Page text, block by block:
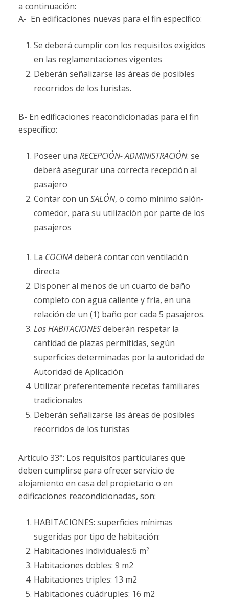
a continuación:
A- En edificaciones nuevas para el fin específico:
Se deberá cumplir con los requisitos exigidos
en las reglamentaciones vigentes
Deberán señalizarse las áreas de posibles
recorridos de los turistas.
B- En edificaciones reacondicionadas para el fin
específico:
Poseer una RECEPCIÓN- ADMINISTRACIÓN: se
deberá asegurar una correcta recepción al
pasajero
Contar con un SALÓN, o como mínimo salón-
comedor, para su utilización por parte de los
pasajeros
La COCINAdeberá contar con ventilación
directa
Disponer al menos de un cuarto de baño
completo con agua caliente y fría, en una
relación de un (1) baño por cada 5 pasajeros.
Las HABITACIONESdeberán respetar la
cantidad de plazas permitidas, según
superficies determinadas por la autoridad de
Autoridad de Aplicación
Utilizar preferentemente recetas familiares
tradicionales
Deberán señalizarse las áreas de posibles
recorridos de los turistas
Artículo 33°: Los requisitos particulares que
deben cumplirse para ofrecer servicio de
alojamiento en casa del propietario o en
edificaciones reacondicionadas, son:
HABITACIONES: superficies mínimas
sugeridas por tipo de habitación:
Habitaciones individuales:6 m2
Habitaciones dobles: 9 m2
Habitaciones triples: 13 m2
Habitaciones cuádruples: 16 m2